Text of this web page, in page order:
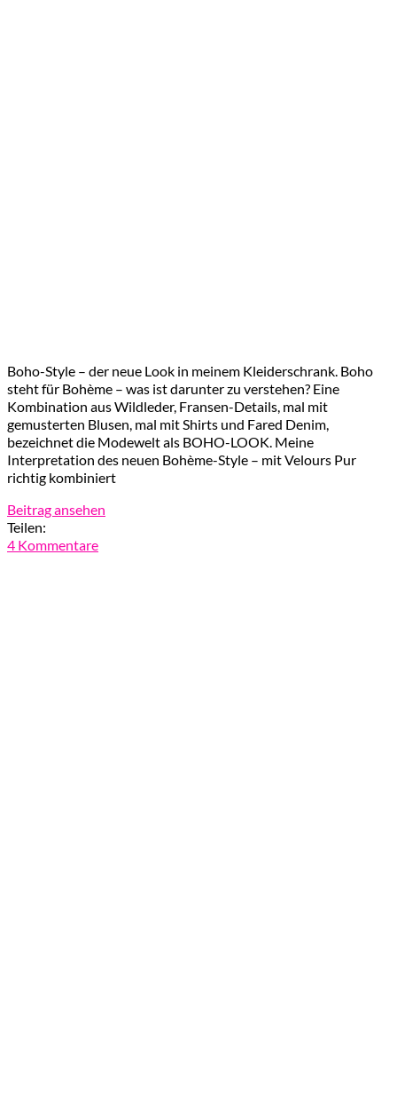
Boho-Style – der neue Look in meinem Kleiderschrank. Boho
steht für Bohème – was ist darunter zu verstehen? Eine
Kombination aus Wildleder, Fransen-Details, mal mit
gemusterten Blusen, mal mit Shirts und Fared Denim,
bezeichnet die Modewelt als BOHO-LOOK. Meine
Interpretation des neuen Bohème-Style – mit Velours Pur
richtig kombiniert
Beitrag ansehen
Teilen:
4 Kommentare